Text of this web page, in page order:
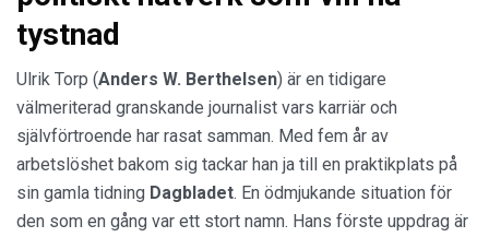
tystnad
Ulrik Torp (Anders W. Berthelsen) är en tidigare
välmeriterad granskande journalist vars karriär och
självförtroende har rasat samman. Med fem år av
arbetslöshet bakom sig tackar han ja till en praktikplats på
sin gamla tidning Dagbladet. En ödmjukande situation för
den som en gång var ett stort namn. Hans förste uppdrag är